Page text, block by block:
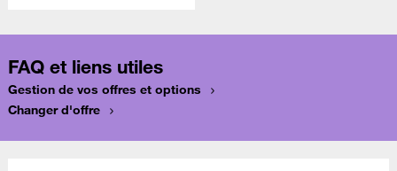
FAQ et liens utiles
Gestion de vos offres et options
Changer d'offre